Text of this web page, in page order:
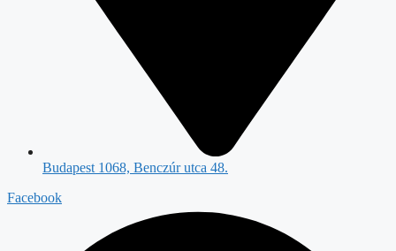
Budapest 1068, Benczúr utca 48.
Facebook